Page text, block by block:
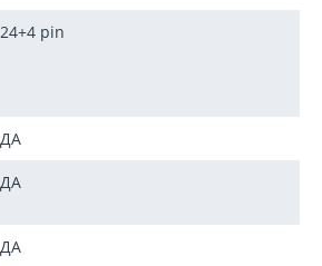
24+4 pin
ДА
ДА
ДА